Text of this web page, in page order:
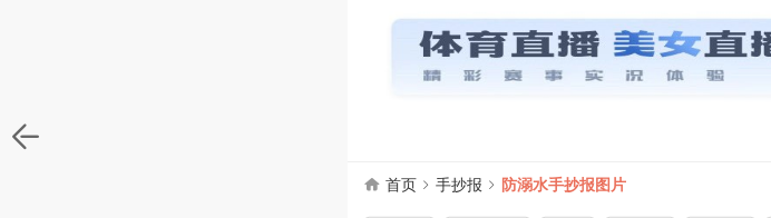
首页 手抄报 防溺水手抄报图片